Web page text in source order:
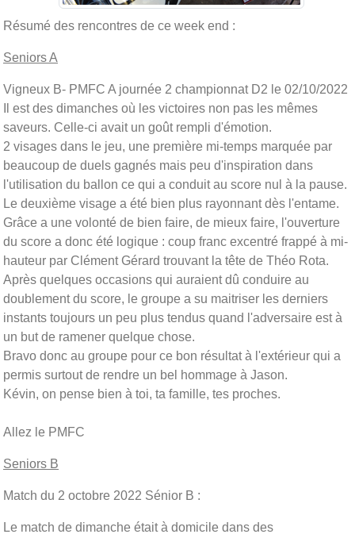
Résumé des rencontres de ce week end :
Seniors A
Vigneux B- PMFC A journée 2 championnat D2 le 02/10/2022
Il est des dimanches où les victoires non pas les mêmes
saveurs. Celle-ci avait un goût rempli d'émotion.
2 visages dans le jeu, une première mi-temps marquée par
beaucoup de duels gagnés mais peu d'inspiration dans
l'utilisation du ballon ce qui a conduit au score nul à la pause.
Le deuxième visage a été bien plus rayonnant dès l'entame.
Grâce a une volonté de bien faire, de mieux faire, l'ouverture
du score a donc été logique : coup franc excentré frappé à mi-
hauteur par Clément Gérard trouvant la tête de Théo Rota.
Après quelques occasions qui auraient dû conduire au
doublement du score, le groupe a su maitriser les derniers
instants toujours un peu plus tendus quand l'adversaire est à
un but de ramener quelque chose.
Bravo donc au groupe pour ce bon résultat à l'extérieur qui a
permis surtout de rendre un bel hommage à Jason.
Kévin, on pense bien à toi, ta famille, tes proches.
Allez le PMFC
Seniors B
Match du 2 octobre 2022 Sénior B :
Le match de dimanche était à domicile dans des